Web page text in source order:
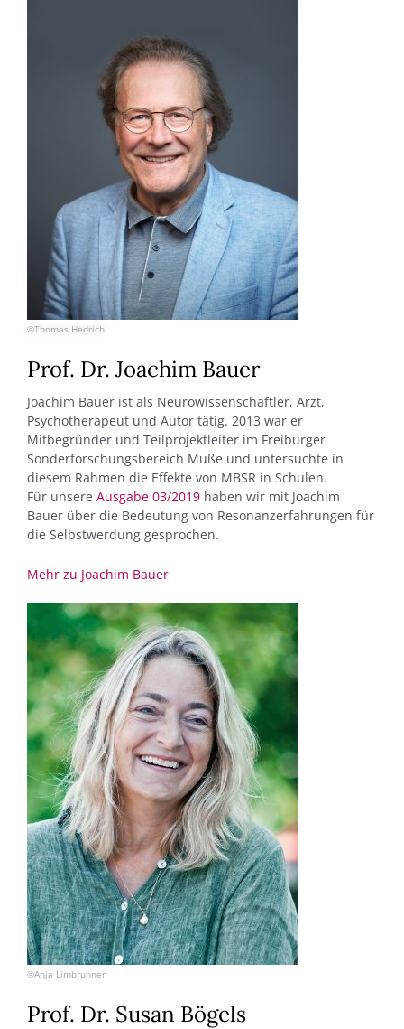
©Thomas Hedrich
Prof. Dr. Joachim Bauer
Joachim Bauer ist als Neurowissenschaftler, Arzt,
Psychotherapeut und Autor tätig. 2013 war er
Mitbegründer und Teilprojektleiter im Freiburger
Sonderforschungsbereich Muße und untersuchte in
diesem Rahmen die Effekte von MBSR in Schulen.
Für unsere Ausgabe 03/2019 haben wir mit Joachim
Bauer über die Bedeutung von Resonanzerfahrungen für
die Selbstwerdung gesprochen.
Mehr zu Joachim Bauer
©Anja Limbrunner
Prof. Dr. Susan Bögels